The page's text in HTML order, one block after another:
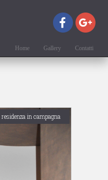
Home Gallery Contatti
residenza in campagna